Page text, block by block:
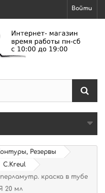
Войти
Резервы
C.Kreul
краска в тубе
20 мл